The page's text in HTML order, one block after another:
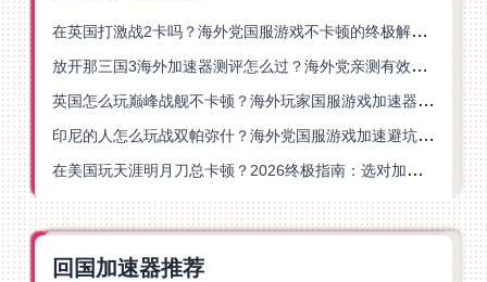
在英国打激战2卡吗？海外党国服游戏不卡顿的终极解决方案
放开那三国3海外加速器测评怎么过？海外党亲测有效的国服游戏加速指南
英国怎么玩巅峰战舰不卡顿？海外玩家国服游戏加速器终极指南
印尼的人怎么玩战双帕弥什？海外党国服游戏加速避坑指南
在美国玩天涯明月刀总卡顿？2026终极指南：选对加速器让你丝滑连招
回国加速器推荐